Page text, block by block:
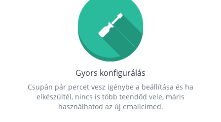
Gyors konfigurálás
Csupán pár percet vesz igénybe a beállítása és ha
elkészültél, nincs is több teendőd vele, máris
használhatod az új emailcímed.